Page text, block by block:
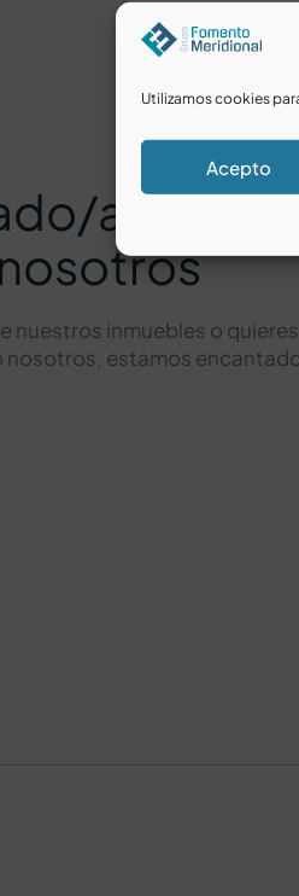
Utilizamos cookies
Acepto
a?
nuestros inmuebles o quieres
estamos